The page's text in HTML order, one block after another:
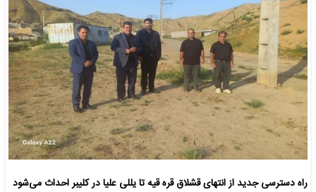
راه دسترسی جدید از انتهای قشلاق قره قیه تا یللی علیا در کلیبر احداث می‌شود